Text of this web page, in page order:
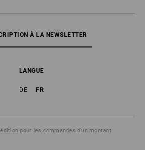
À LA NEWSLETTER
LANGUE
DE FR
pour les commandes d'un montant